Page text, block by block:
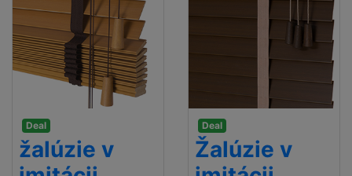
Deal
žalúzie v
Deal
Žalúzie v